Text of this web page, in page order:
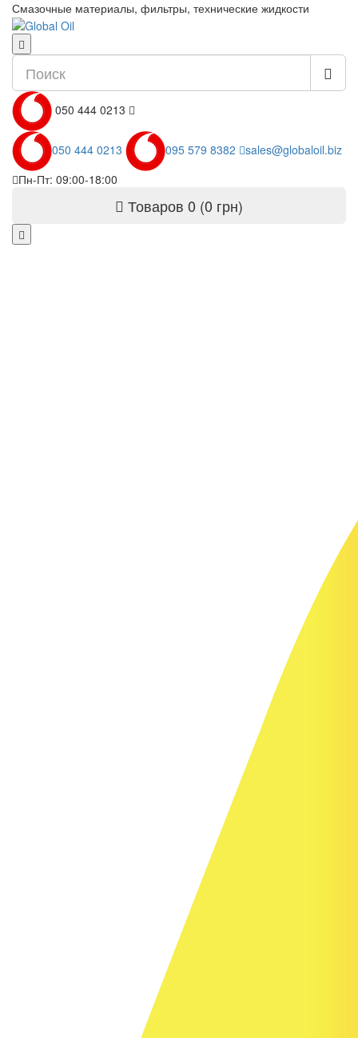
Смазочные материалы, фильтры, технические жидкости
050 444 0213
050 444 0213 095 579 8382
sales@globaloil.biz
Пн-Пт: 09:00-18:00
Товаров 0 (0 грн)